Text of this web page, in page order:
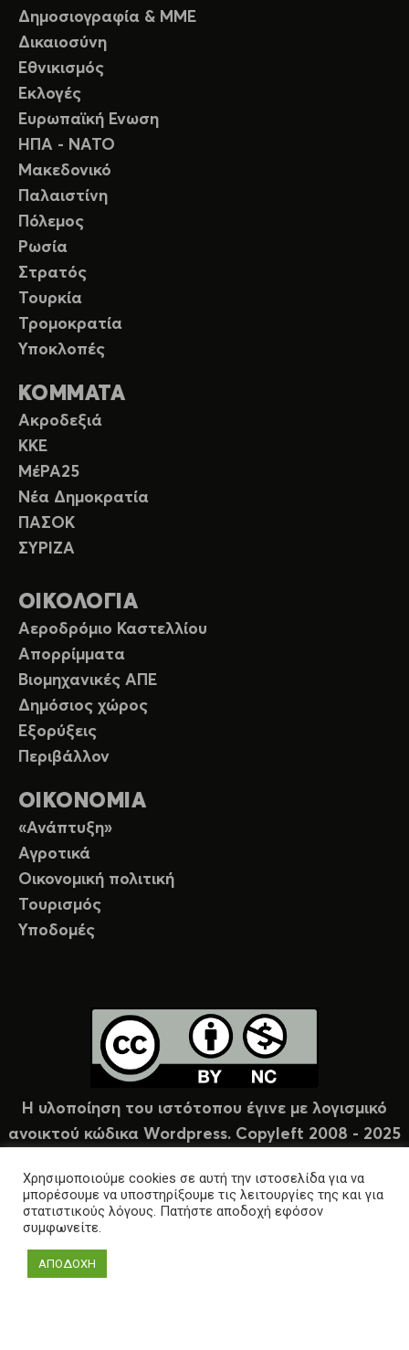
Δημοσιογραφία & ΜΜΕ
Δικαιοσύνη
Εθνικισμός
Εκλογές
Ευρωπαϊκή Ενωση
ΗΠΑ - ΝΑΤΟ
Μακεδονικό
Παλαιστίνη
Πόλεμος
Ρωσία
Στρατός
Τουρκία
Τρομοκρατία
Υποκλοπές
ΚΟΜΜΑΤΑ
Ακροδεξιά
ΚΚΕ
ΜέΡΑ25
Νέα Δημοκρατία
ΠΑΣΟΚ
ΣΥΡΙΖΑ
ΟΙΚΟΛΟΓΙΑ
Αεροδρόμιο Καστελλίου
Απορρίμματα
Βιομηχανικές ΑΠΕ
Δημόσιος χώρος
Εξορύξεις
Περιβάλλον
ΟΙΚΟΝΟΜΙΑ
«Ανάπτυξη»
Αγροτικά
Οικονομική πολιτική
Τουρισμός
Υποδομές
Η υλοποίηση του ιστότοπου έγινε με λογισμικό
ανοικτού κώδικα Wordpress. Copyleft 2008 - 2025
Χρησιμοποιούμε cookies σε αυτή την ιστοσελίδα για να
μπορέσουμε να υποστηρίξουμε τις λειτουργίες της και για
στατιστικούς λόγους. Πατήστε αποδοχή εφόσον
συμφωνείτε.
ΑΠΟΔΟΧΗ